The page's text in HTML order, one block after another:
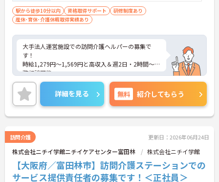
駅から徒歩10分以内 資格取得サポート
研修制度あり
産休･育休･介護休暇取得実績あり
大手法人運営施設での訪問介護ヘルパーの募集で
す！
時給1,279円～1,569円と高収入＆週2日・2時間～勤
務相談可能。
未経験の方も働きやすい環境です。育児・介護休業
実績もあり、長く安心して働けます♪ご興味がある
方は、ご面接のポイントをお伝えしますので、お気
軽にお問い合わせください。
詳細を見る 無料 紹介してもらう
訪問介護 更新日：2026年06月24日
株式会社ニチイ学館ニチイケアセンター富田林 株式会社ニチイ学館
【大阪府／富田林市】訪問介護ステーションでの
サービス提供責任者の募集です！＜正社員＞